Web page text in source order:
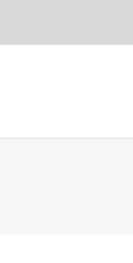
content